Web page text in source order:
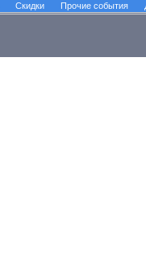
Скидки Прочие события